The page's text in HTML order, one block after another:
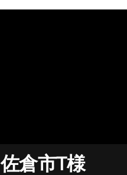
佐倉市T様